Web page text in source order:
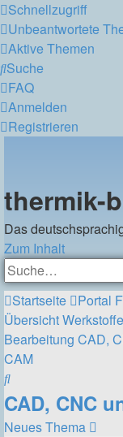
Schnellzugriff
Unbeantwortete
Aktive Themen
Suche
FAQ
Anmelden
Registrieren
thermik-
Das
Zum Inhalt
Startseite Portal
Übersicht
Bearbeitung CAD,
CAM
Suche
CAD, CNC
Neues Thema